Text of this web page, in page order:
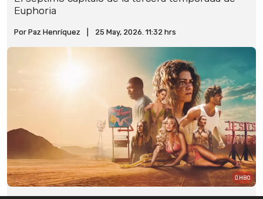
Euphoria
Por Paz Henríquez 25 May, 2026. 11:32 hrs
HBO